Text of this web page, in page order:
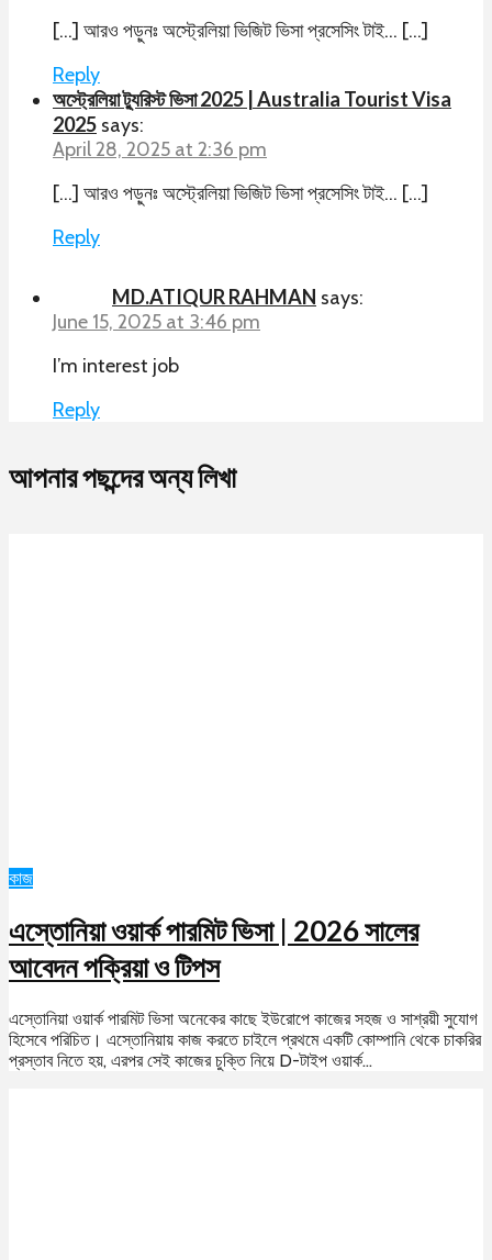
[…] আরও পড়ুনঃ অস্ট্রেলিয়া ভিজিট ভিসা প্রসেসিং টাই… […]
Reply
অস্ট্রেলিয়া ট্যুরিস্ট ভিসা 2025 | Australia Tourist Visa
2025 says:
April 28, 2025 at 2:36 pm
[…] আরও পড়ুনঃ অস্ট্রেলিয়া ভিজিট ভিসা প্রসেসিং টাই… […]
Reply
MD.ATIQUR RAHMAN says:
June 15, 2025 at 3:46 pm
I’m interest job
Reply
আপনার পছন্দের অন্য লিখা
কাজ
এস্তোনিয়া ওয়ার্ক পারমিট ভিসা | 2026 সালের
আবেদন পক্রিয়া ও টিপস
এস্তোনিয়া ওয়ার্ক পারমিট ভিসা অনেকের কাছে ইউরোপে কাজের সহজ ও সাশ্রয়ী সুযোগ
হিসেবে পরিচিত। এস্তোনিয়ায় কাজ করতে চাইলে প্রথমে একটি কোম্পানি থেকে চাকরির
প্রস্তাব নিতে হয়, এরপর সেই কাজের চুক্তি নিয়ে D-টাইপ ওয়ার্ক...